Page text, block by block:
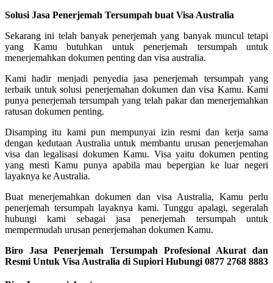
Solusi Jasa Penerjemah Tersumpah buat Visa Australia
Sekarang ini telah banyak penerjemah yang banyak muncul tetapi
yang Kamu butuhkan untuk penerjemah tersumpah untuk
menerjemahkan dokumen penting dan visa australia.
Kami hadir menjadi penyedia jasa penerjemah tersumpah yang
terbaik untuk solusi penerjemahan dokumen dan visa Kamu. Kami
punya penerjemah tersumpah yang telah pakar dan menerjemahkan
ratusan dokumen penting.
Disamping itu kami pun mempunyai izin resmi dan kerja sama
dengan kedutaan Australia untuk membantu urusan penerjemahan
visa dan legalisasi dokumen Kamu. Visa yaitu dokumen penting
yang mesti Kamu punya apabila mau bepergian ke luar negeri
layaknya ke Australia.
Buat menerjemahkan dokumen dan visa Australia, Kamu perlu
penerjemah tersumpah layaknya kami. Tunggu apalagi, segeralah
hubungi kami sebagai jasa penerjemah tersumpah untuk
mempermudah urusan penerjemahan dokumen Kamu.
Biro Jasa Penerjemah Tersumpah Profesional Akurat dan
Resmi Untuk Visa Australia di Supiori Hubungi 0877 2768 8883